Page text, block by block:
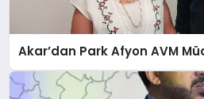
Akar’dan Park Afyon AVM